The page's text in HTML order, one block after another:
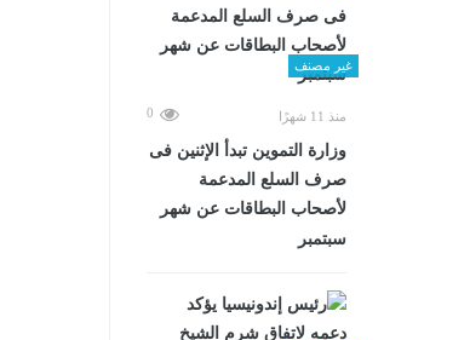
غير مصنف
منذ 11 شهرًا 0
وزارة التموين تبدأ الإثنين فى
صرف السلع المدعمة
لأصحاب البطاقات عن شهر
سبتمبر